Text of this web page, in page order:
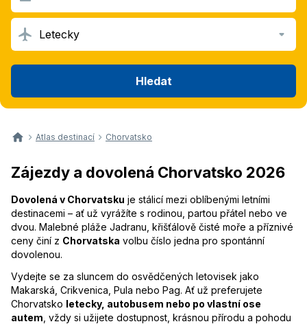
Letecky
Hledat
Atlas destinací Chorvatsko
Zájezdy a dovolená Chorvatsko 2026
Dovolená v Chorvatsku je stálicí mezi oblíbenými letními
destinacemi – ať už vyrážíte s rodinou, partou přátel nebo ve
dvou. Malebné pláže Jadranu, křišťálově čisté moře a příznivé
ceny činí z Chorvatska volbu číslo jedna pro spontánní
dovolenou.
Vydejte se za sluncem do osvědčených letovisek jako
Makarská, Crikvenica, Pula nebo Pag. Ať už preferujete
Chorvatsko letecky, autobusem nebo po vlastní ose
autem , vždy si užijete dostupnost, krásnou přírodu a pohodu